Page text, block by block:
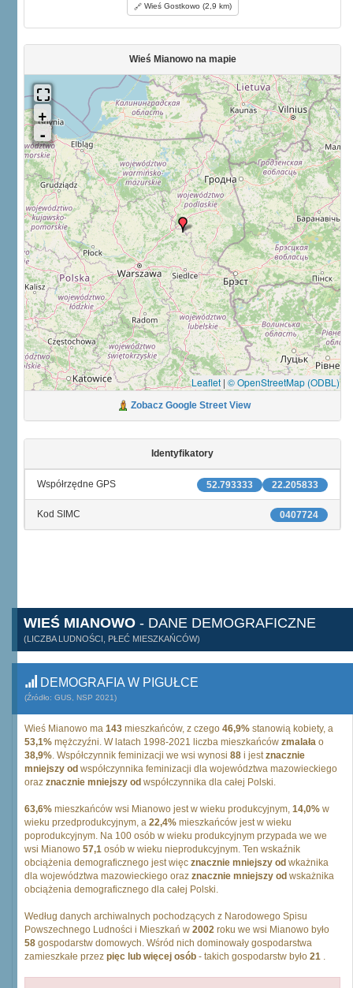
Wieś Gostkowo (2,9 km)
Wieś Mianowo na mapie
Leaflet | © OpenStreetMap (ODBL)
Zobacz Google Street View
Identyfikatory
22.205833
52.793333
Współrzędne GPS
0407724
Kod SIMC
WIEŚ MIANOWO - DANE DEMOGRAFICZNE
(LICZBA LUDNOŚCI, PŁEĆ MIESZKAŃCÓW)
DEMOGRAFIA W PIGUŁCE
(Źródło: GUS, NSP 2021)
Wieś Mianowo ma 143 mieszkańców, z czego 46,9% stanowią kobiety, a
53,1% mężczyźni. W latach 1998-2021 liczba mieszkańców zmalała o
38,9%. Współczynnik feminizacji we wsi wynosi 88 i jestznacznie
mniejszy od współczynnika feminizacji dla województwa mazowieckiego
oraz znacznie mniejszy od współczynnika dla całej Polski.
63,6% mieszkańców wsi Mianowo jest w wieku produkcyjnym, 14,0% w
wieku przedprodukcyjnym, a 22,4% mieszkańców jest w wieku
poprodukcyjnym. Na 100 osób w wieku produkcyjnym przypada we we
wsi Mianowo 57,1 osób w wieku nieprodukcyjnym. Ten wskaźnik
obciążenia demograficznego jest więc znacznie mniejszy od wkażnika
dla województwa mazowieckiego oraz znacznie mniejszy od wskażnika
obciążenia demograficznego dla całej Polski.
Według danych archiwalnych pochodzących z Narodowego Spisu
Powszechnego Ludności i Mieszkań w 2002 roku we wsi Mianowo było
58 gospodarstw domowych. Wśród nich dominowały gospodarstwa
zamieszkałe przez pięc lub więcej osób - takich gospodarstw było 21 .